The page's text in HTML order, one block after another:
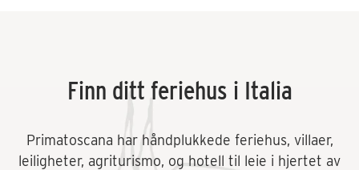
Finn ditt feriehus i Italia
Primatoscana har håndplukkede feriehus, villaer,
leiligheter, agriturismo, og hotell til leie i hjertet av